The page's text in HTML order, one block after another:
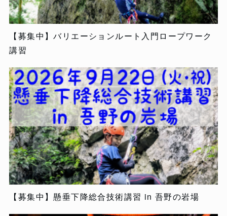
【募集中】バリエーションルート入門ロープワーク
講習
【募集中】懸垂下降総合技術講習 in 吾野の岩場